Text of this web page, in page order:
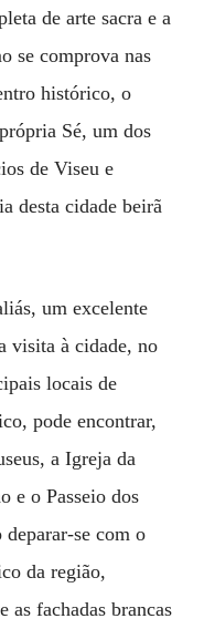
de arte sacra e a
se comprova nas
histórico, o
Sé, um dos
de Viseu e
desta cidade beirã
um excelente
visita à cidade, no
locais de
pode encontrar,
a Igreja da
e o Passeio dos
se com o
da região,
as fachadas brancas